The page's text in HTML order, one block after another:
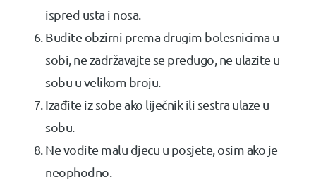
ispred usta i nosa.
Budite obzirni prema drugim bolesnicima u
sobi, ne zadržavajte se predugo, ne ulazite u
sobu u velikom broju.
Izađite iz sobe ako liječnik ili sestra ulaze u
sobu.
Ne vodite malu djecu u posjete, osim ako je
neophodno.